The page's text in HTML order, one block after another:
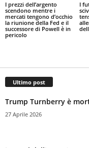
I prezzi dell’argento
scendono mentre i
mercati tengono d’occhio
la riunione della Fed e il
successore di Powell è in
pericolo
I
Ultimo post
Trump Turnberry è
27 Aprile 2026